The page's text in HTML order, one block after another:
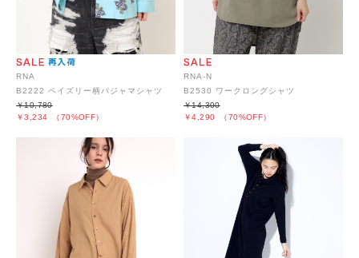
RNA
B2222 ペイズリー柄パジャマシャツ
￥3,234 （70%OFF）
￥10,780
RNA-N
B2530 ワークロングシャツ
￥4,290 （70%OFF）
￥14,300